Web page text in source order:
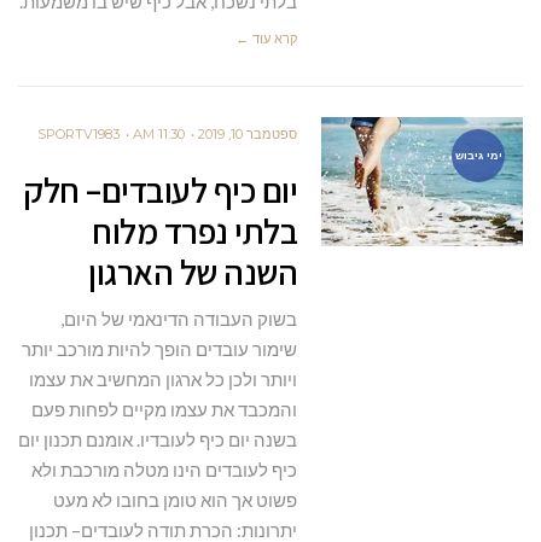
קרא עוד ←
ימי גיבוש
ספטמבר 10, 2019 11:30 AM
SPORTV1983
יום כיף לעובדים– חלק
בלתי נפרד מלוח
השנה של הארגון
בשוק העבודה הדינאמי של היום,
שימור עובדים הופך להיות מורכב יותר
ויותר ולכן כל ארגון המחשיב את עצמו
והמכבד את עצמו מקיים לפחות פעם
בשנה יום כיף לעובדיו. אומנם תכנון יום
כיף לעובדים הינו מטלה מורכבת ולא
פשוט אך הוא טומן בחובו לא מעט
יתרונות: הכרת תודה לעובדים– תכנון